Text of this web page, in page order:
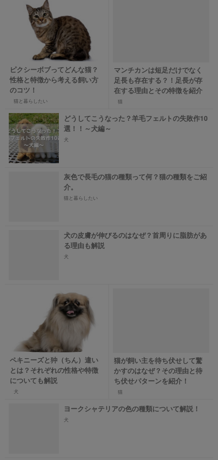
ピクシーボブってどんな猫？
性格と特徴から考える飼い方
のコツ！
猫と暮らしたい
マンチカンは短足だけでなく
足長も存在する？！足長が存
在する理由とその特徴を紹介
猫
どうしてこうなった？羊毛フェルトの失敗作10
選！！～犬編～
犬
灰色で長毛の猫の種類って何？猫の種類をご紹
介。
猫と暮らしたい
犬の皮膚が伸びるのはなぜ？首周りに脂肪があ
る理由も解説
犬
ペキニーズと狆（ちん）違い
とは？それぞれの性格や特徴
についても解説
犬
猫が飼い主を待ち伏せして驚
かすのはなぜ？その理由と待
ち伏せパターンを紹介！
猫
ヨークシャテリアの色の種類について解説！
犬